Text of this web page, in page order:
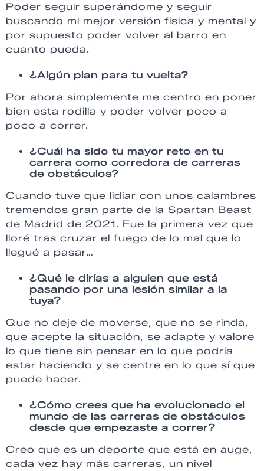
Poder seguir superándome y seguir
buscando mi mejor versión física y mental y
por supuesto poder volver al barro en
cuanto pueda.
¿Algún plan para tu vuelta?
Por ahora simplemente me centro en poner
bien esta rodilla y poder volver poco a
poco a correr.
¿Cuál ha sido tu mayor reto en tu
carrera como corredora de carreras
de obstáculos?
Cuando tuve que lidiar con unos calambres
tremendos gran parte de la Spartan Beast
de Madrid de 2021. Fue la primera vez que
lloré tras cruzar el fuego de lo mal que lo
llegué a pasar…
¿Qué le dirías a alguien que está
pasando por una lesión similar a la
tuya?
Que no deje de moverse, que no se rinda,
que acepte la situación, se adapte y valore
lo que tiene sin pensar en lo que podría
estar haciendo y se centre en lo que sí que
puede hacer.
¿Cómo crees que ha evolucionado el
mundo de las carreras de obstáculos
desde que empezaste a correr?
Creo que es un deporte que está en auge,
cada vez hay más carreras, un nivel